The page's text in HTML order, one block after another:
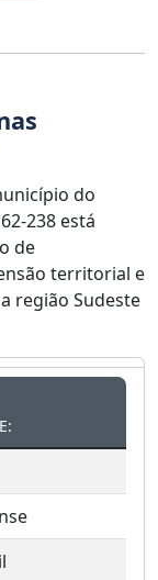
do
238 está
de
territorial e
região Sudeste